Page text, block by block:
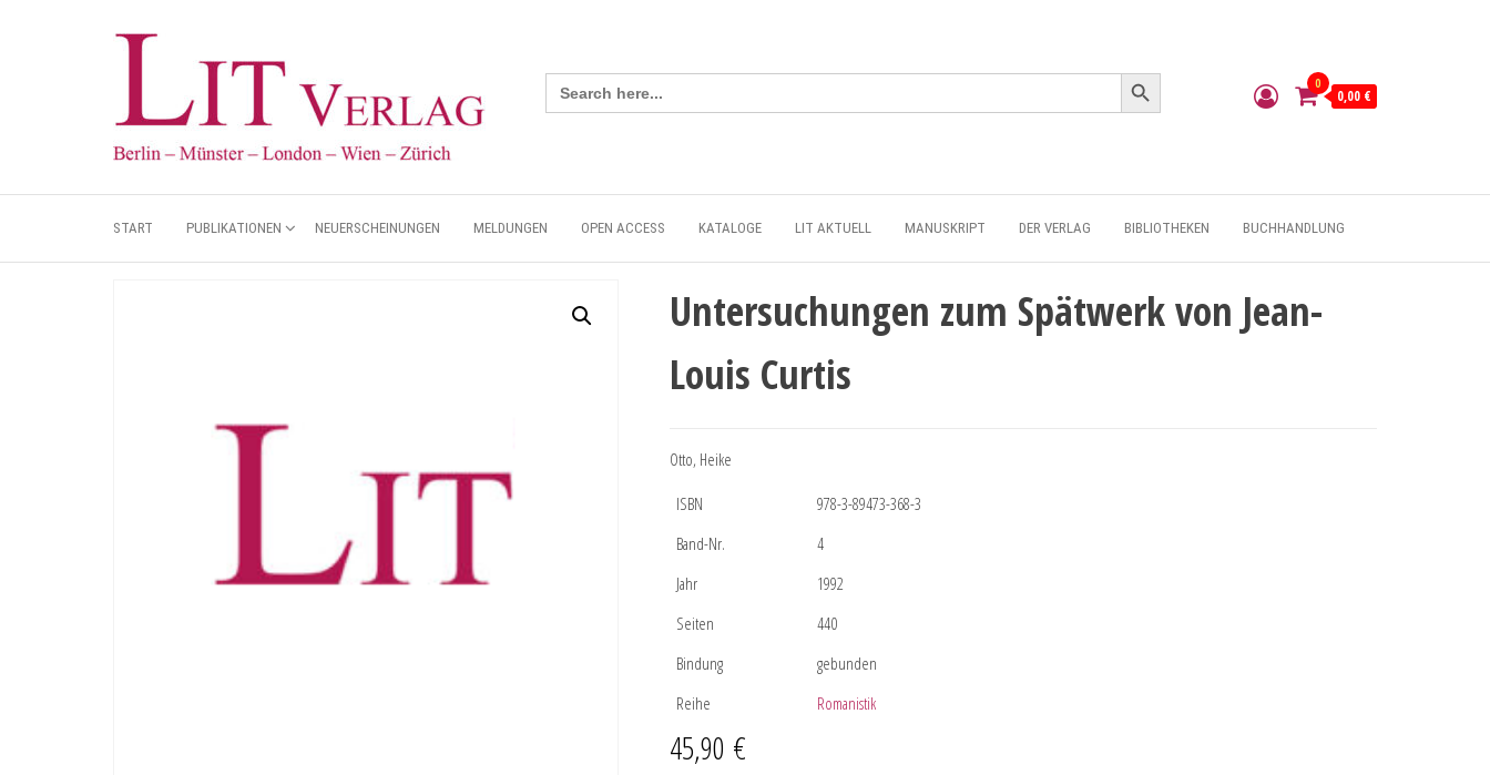
Search
for:
Search Button
0
0,00 €
START PUBLIKATIONEN NEUERSCHEINUNGEN MELDUNGEN OPEN ACCESS KATALOGE LIT AKTUELL MANUSKRIPT DER VERLAG BIBLIOTHEKEN BUCHHANDLUNG
Untersuchungen zum Spätwerk von Jean-
Louis Curtis
Otto, Heike
ISBN
978-3-89473-368-3
Band-Nr.
4
Jahr
1992
Seiten
440
Bindung
gebunden
Reihe
Romanistik
45,90 €